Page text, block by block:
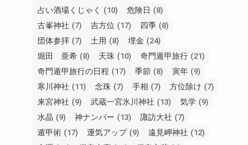
占い酒場くじゃく
(10) 危険日 (8)
古峯神社 (7) 吉方位 (17) 四季 (8)
団体参拝 (7) 土用 (8) 埋金 (24)
堀田 亜希 (8) 天珠 (10) 奇門遁甲旅行 (21)
奇門遁甲旅行の日程 (17) 季節 (8) 寅年 (9)
寒川神社 (11) 念珠 (7) 手相 (7) 方位除け (7)
来宮神社 (9) 武蔵一宮氷川神社 (13) 気学 (9)
水晶 (9) 神ナンバー (13) 諏訪大社 (7)
遁甲術 (17) 運気アップ (9) 遠見岬神社 (12)